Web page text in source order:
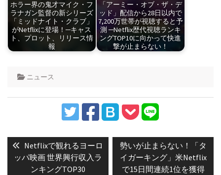
ホラー界の鬼才マイク・フ
ラナガン監督の新シリーズ
「ミッドナイト・クラブ」
がNetflixに登場！─キャス
ト、プロット、リリース情
報
「アーミー・オブ・ザ・デ
ッド」配信から28日以内で
7,200万世帯が視聴すると予
測 ─Netflix歴代視聴ランキ
ングTOP10に向かって快進
撃が止まらない！
ニュース
稿
ナ
Previous
post:
Netflixで観れるヨーロ
ッパ映画 世界興行収入ラ
ンキングTOP30
Next
post:
勢いが止まらない！「タ
イガーキング」米Netflix
で15日間連続1位を獲得